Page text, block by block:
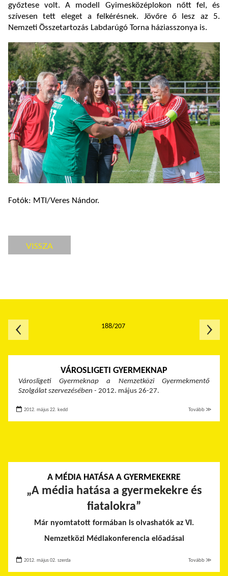
győztese volt. A modell Gyimesközéplokon nőtt fel, és
szívesen tett eleget a felkérésnek. Jövőre ő lesz az 5.
Nemzeti Összetartozás Labdarúgó Torna háziasszonya is.
Fotók: MTI/Veres Nándor.
VISSZA
VÁROSLIGETI GYERMEKNAP
Városligeti Gyermeknap a Nemzetközi Gyermekmentő
Szolgálat szervezésében - 2012. május 26-27.
2012. május 22. kedd Tovább ≫
A MÉDIA HATÁSA A GYERMEKEKRE
„A média hatása a gyermekekre és
fiatalokra”
Már nyomtatott formában is olvashatók az VI.
Nemzetközi Médiakonferencia előadásai
2012. május 02. szerda Tovább ≫
188/207